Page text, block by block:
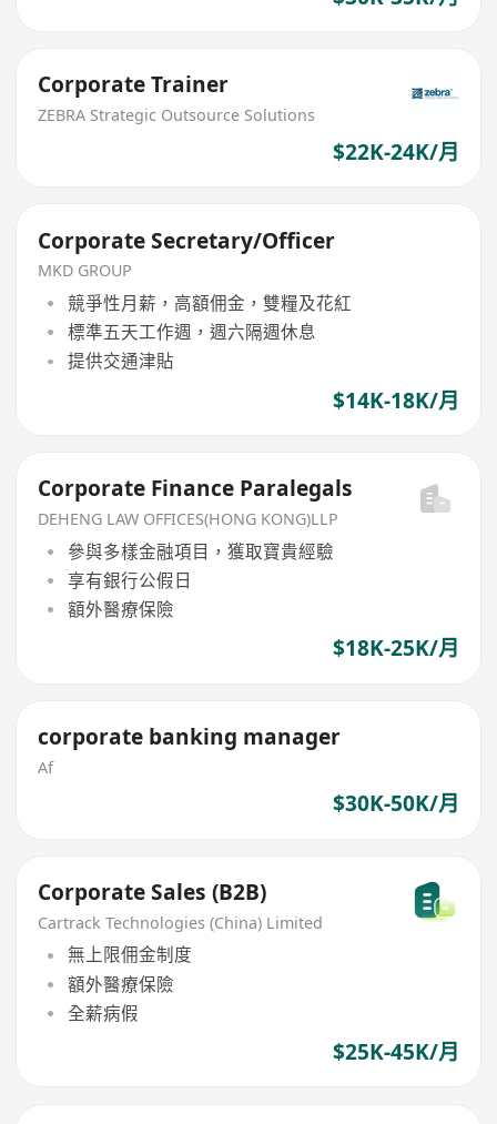
Corporate Trainer
ZEBRA Strategic Outsource Solutions
$22K-24K/月
Corporate Secretary/Officer
MKD GROUP
競爭性月薪，高額佣金，雙糧及花紅
標準五天工作週，週六隔週休息
提供交通津貼
$14K-18K/月
Corporate Finance Paralegals
DEHENG LAW OFFICES(HONG KONG)LLP
參與多樣金融項目，獲取寶貴經驗
享有銀行公假日
額外醫療保險
$18K-25K/月
corporate banking manager
Af
$30K-50K/月
Corporate Sales (B2B)
Cartrack Technologies (China) Limited
無上限佣金制度
額外醫療保險
全薪病假
$25K-45K/月